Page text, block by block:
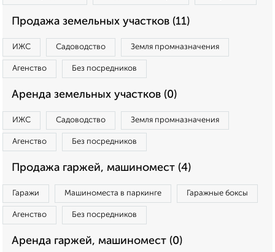
Продажа земельных участков (11)
ИЖС Садоводство Земля промназначения
Агенство Без посредников
Аренда земельных участков (0)
ИЖС Садоводство Земля промназначения
Агенство Без посредников
Продажа гаржей, машиномест (4)
Гаражи Машиноместа в паркинге Гаражные боксы
Агенство Без посредников
Аренда гаржей, машиномест (0)